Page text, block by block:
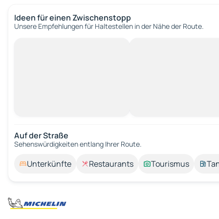
Ideen für einen Zwischenstopp
Unsere Empfehlungen für Haltestellen in der Nähe der Route.
Auf der Straße
Sehenswürdigkeiten entlang Ihrer Route.
Unterkünfte Restaurants Tourismus